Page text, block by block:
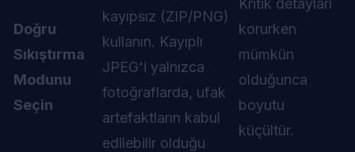
Doğru
Sıkıştırma
Modunu
Seçin
kayıpsız (ZIP/PNG)
kullanın. Kayıplı
JPEG'i yalnızca
fotoğraflarda, ufak
artefaktların kabul
edilebilir olduğu
Kritik detayları
korurken
mümkün
olduğunca
boyutu
küçültür.